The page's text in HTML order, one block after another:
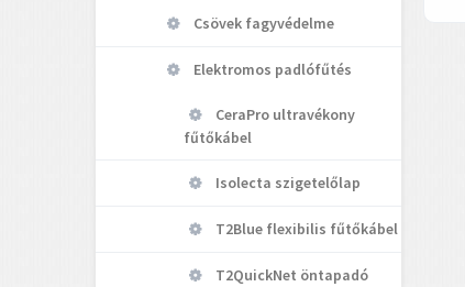
Csövek fagyvédelme
Elektromos padlófűtés
CeraPro ultravékony
fűtőkábel
Isolecta szigetelőlap
T2Blue flexibilis fűtőkábel
T2QuickNet öntapadó